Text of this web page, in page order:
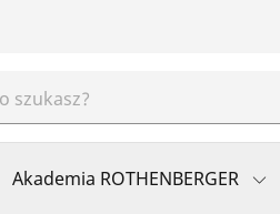
Akademia ROTHENBERGER